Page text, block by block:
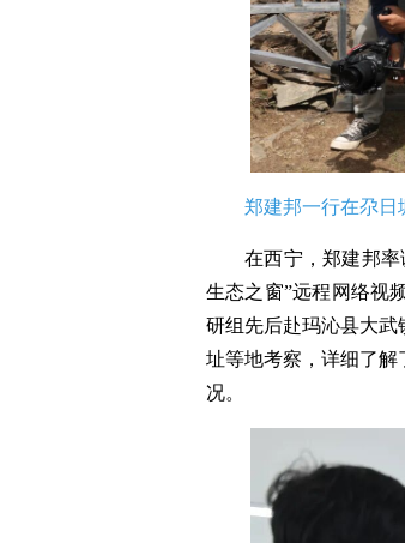
郑建邦一行在尕日
在西宁，郑建邦
生态之窗”远程网络视
研组先后赴玛沁县大
址等地考察，详细了
况。